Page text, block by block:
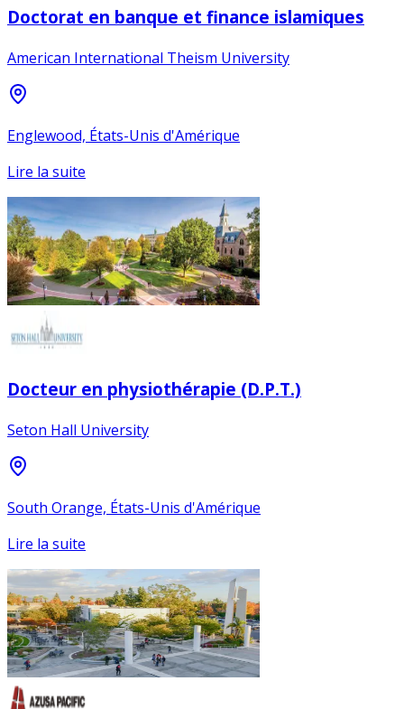
Doctorat en banque et finance islamiques
American International Theism University
Englewood, États-Unis d'Amérique
Lire la suite
Docteur en physiothérapie (D.P.T.)
Seton Hall University
South Orange, États-Unis d'Amérique
Lire la suite